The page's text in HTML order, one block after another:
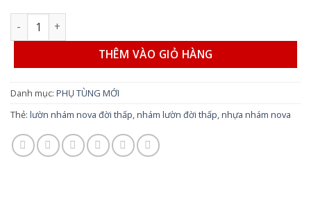
Nhám lườn Nova Dash đời thấp số lượng
THÊM VÀO GIỎ HÀNG
Danh mục: PHỤ TÙNG MỚI
Thẻ: lườn nhám nova đời thấp,nhám lườn đời thấp,nhựa nhám nova